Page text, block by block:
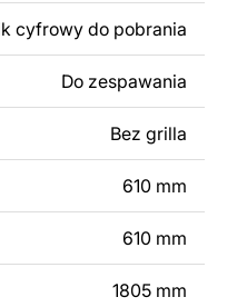
dodanie tekstu,
modyfikacji według
metalowego
skontaktuj się z nami
cyfrowy do pobrania
Do zespawania
Bez grilla
610 mm
610 mm
1805 mm